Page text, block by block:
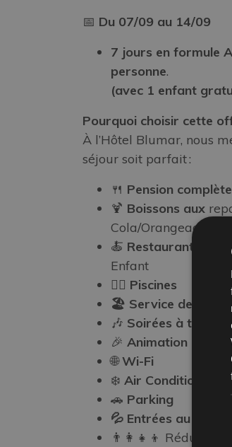
📅 Du 07/09 au 14/09
7 jours en formule
personne.
(avec 1 enfant
Pourquoi choisir cette
À l’Hôtel Blumar, nous
séjour soit parfait :
🍴 Pension complète
🍹 Boissons aux
Cola/Orangeade)
🍝 Restaurant
: 4
Enfant
🏊‍♂️ Piscines
🏖️ Service de plage
🎶 Soirées à themes
🎉 Animation et
🌐Wi-Fi
❄️ Air Conditionné
🚗 Parking
💦 Entrées au Parc
👨‍👩‍👧‍👦 Réduction